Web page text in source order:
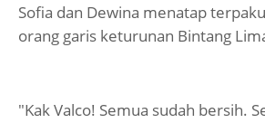
Sofia dan Dewina menatap
orang garis keturunan Bintang
"Kak Valco! Semua sudah bersih.